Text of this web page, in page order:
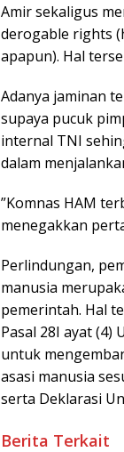
Amir sekaligus
derogable rights
apapun). Hal
Adanya jaminan
supaya pucuk
internal TNI
dalam
”Komnas HAM
menegakkan
Perlindungan,
manusia
pemerintah. Hal
Pasal 28I ayat (4)
untuk
asasi manusia
serta Deklarasi
Berita Terkait